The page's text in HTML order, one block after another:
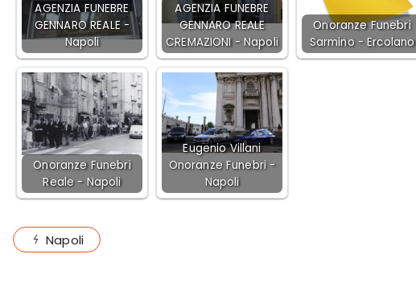
AGENZIA FUNEBRE
GENNARO REALE -
Napoli
AGENZIA FUNEBRE
GENNARO REALE
CREMAZIONI - Napoli
Onoranze Funebri
Sarmino - Ercolano
Onoranze Funebri
Reale - Napoli
Eugenio Villani
Onoranze Funebri -
Napoli
Napoli